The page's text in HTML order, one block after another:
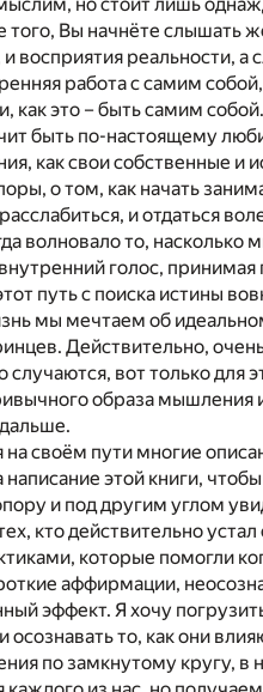
Вы начнёте слышать
и восприятия реальности,
работа с самим
как это – быть самим
быть по-настоящему
как свои собственные и
о том, как начать
и отдаться
волновало то,
голос,
путь с поиска истины
мы мечтаем об
Действительно,
случаются, вот только для
образа мышления
своём пути многие
написание этой книги,
и под другим углом
кто действительно
которые помогли
аффирмации,
эффект. Я хочу
осознавать то, как они
по замкнутому кругу, в